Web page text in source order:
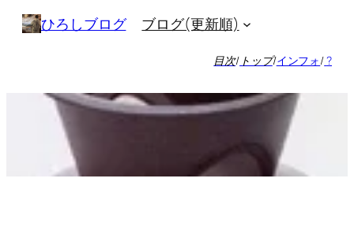
ひろしブログ ブログ(更新順)
目次/ トップ/インフォ/?